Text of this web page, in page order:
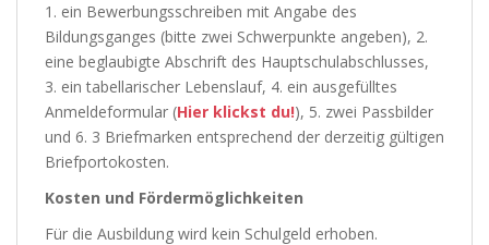
1. ein Bewerbungsschreiben mit Angabe des
Bildungsganges (bitte zwei Schwerpunkte angeben), 2.
eine beglaubigte Abschrift des Hauptschulabschlusses,
3. ein tabellarischer Lebenslauf, 4. ein ausgefülltes
Anmeldeformular (Hier klickst du!), 5. zwei Passbilder
und 6. 3 Briefmarken entsprechend der derzeitig gültigen
Briefportokosten.
Kosten und Fördermöglichkeiten
Für die Ausbildung wird kein Schulgeld erhoben.